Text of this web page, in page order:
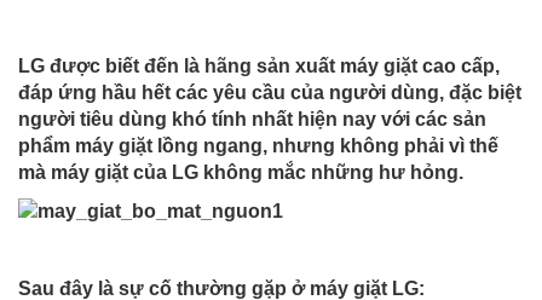
LG được biết đến là hãng sản xuất máy giặt cao cấp,
đáp ứng hầu hết các yêu cầu của người dùng, đặc biệt
người tiêu dùng khó tính nhất hiện nay với các sản
phẩm máy giặt lồng ngang, nhưng không phải vì thế
mà máy giặt của LG không mắc những hư hỏng.
Sau đây là sự cố thường gặp ở máy giặt LG: